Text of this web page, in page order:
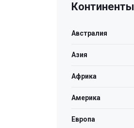
Континенты
Австралия
Азия
Африка
Америка
Европа